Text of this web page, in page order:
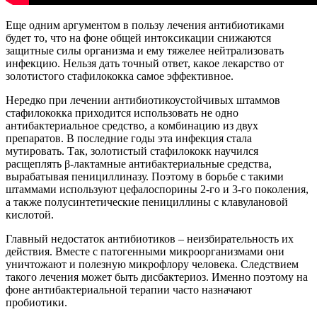
Еще одним аргументом в пользу лечения антибиотиками
будет то, что на фоне общей интоксикации снижаются
защитные силы организма и ему тяжелее нейтрализовать
инфекцию. Нельзя дать точный ответ, какое лекарство от
золотистого стафилококка самое эффективное.
Нередко при лечении антибиотикоустойчивых штаммов
стафилококка приходится использовать не одно
антибактериальное средство, а комбинацию из двух
препаратов. В последние годы эта инфекция стала
мутировать. Так, золотистый стафилококк научился
расщеплять β-лактамные антибактериальные средства,
вырабатывая пенициллиназу. Поэтому в борьбе с такими
штаммами используют цефалоспорины 2-го и 3-го поколения,
а также полусинтетические пенициллины с клавулановой
кислотой.
Главный недостаток антибиотиков – неизбирательность их
действия. Вместе с патогенными микроорганизмами они
уничтожают и полезную микрофлору человека. Следствием
такого лечения может быть дисбактериоз. Именно поэтому на
фоне антибактериальной терапии часто назначают
пробиотики.